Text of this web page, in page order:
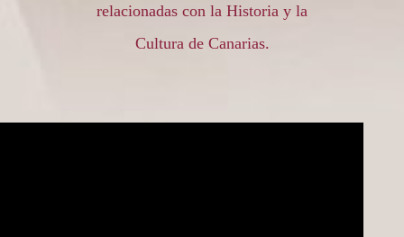
relacionadas con la Historia y la
Cultura de Canarias.